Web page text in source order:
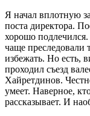
Я начал вплотную
поста директора.
хорошо подлечился.
чаще преследовали
избежать. Но есть,
проходил съезд
Хайретдинов.
умеет. Наверное,
рассказывает. И